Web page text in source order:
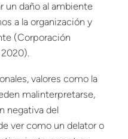
un daño al ambiente
a la organización y
(Corporación
valores como la
malinterpretarse,
negativa del
ver como un delator o